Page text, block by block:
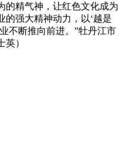
的精气神，让红色文化成为
的强大精神动力，以‘越是
不断推向前进。”牡丹江市
）